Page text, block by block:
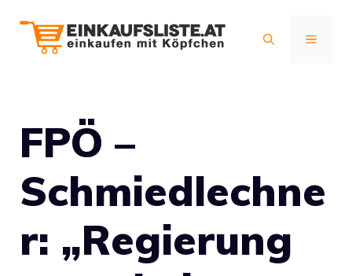
Inhalt
MENÜ
FPÖ –
Schmiedlechne
r: „Regierung